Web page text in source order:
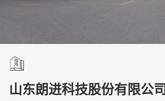
山东朗进科技股份有限公司